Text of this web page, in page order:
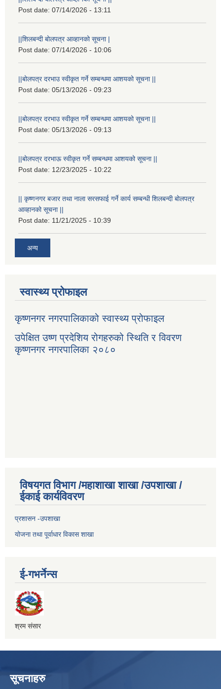
Post date: 07/14/2026 - 13:11
||शिलबन्दी बोलपत्र आव्हानको सूचना |
Post date: 07/14/2026 - 10:06
||बोलपत्र दरभाउ स्वीकृत गर्ने सम्बन्धमा आशयको सूचना ||
Post date: 05/13/2026 - 09:23
||बोलपत्र दरभाउ स्वीकृत गर्ने सम्बन्धमा आशयको सूचना ||
Post date: 05/13/2026 - 09:13
||बोलपत्र दरभाऊ स्वीकृत गर्ने सम्बन्धमा आशयको सूचना ||
Post date: 12/23/2025 - 10:22
|| कृष्णनगर बजार तथा नाला सरसफाई गर्ने कार्य सम्बन्धी शिलबन्दी बोलपत्र
आव्हानको सूचना ||
Post date: 11/21/2025 - 10:39
अन्य
स्वास्थ्य प्रोफाइल
कृष्णनगर नगरपालिकाको स्वास्थ्य प्रोफाइल
उपेक्षित उष्ण प्रदेशिय रोगहरुको स्थिति र विवरण
कृष्णनगर नगरपालिका २०८०
विषयगत विभाग /महाशाखा शाखा /उपशाखा /
ईकाई कार्यविवरण
प्रशासन -उपशाखा
योजना तथा पूर्वाधार विकास शाखा
ई-गभर्नेन्स
श्रम संसार
सूचनाहरु